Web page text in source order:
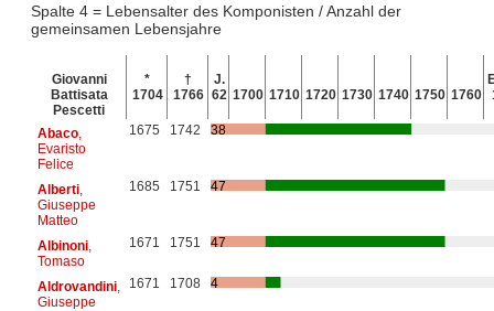
Spalte 4 = Lebensalter des Komponisten / Anzahl der
gemeinsamen Lebensjahre
Giovanni
Battisata
Pescetti
*
1704
†
1766
J.
62 1700 1710 1720 1730 1740 1750 1760
Abaco,
Evaristo
Felice
1675 1742 38
Alberti,
Giuseppe
Matteo
1685 1751 47
Albinoni,
Tomaso
1671 1751 47
Aldrovandini,
Giuseppe
1671 1708 4